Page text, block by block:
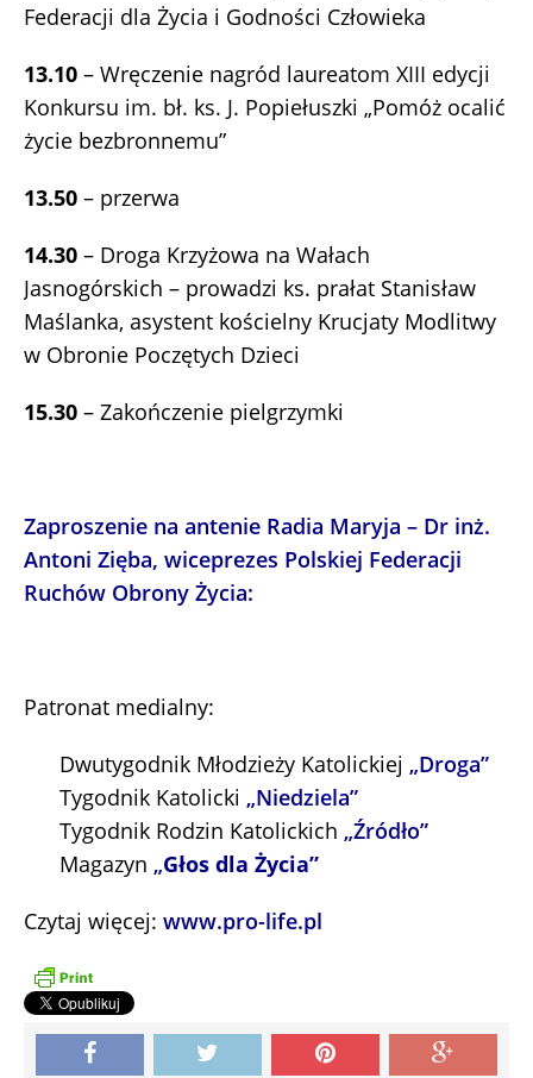
Federacji dla Życia i Godności Człowieka
13.10 – Wręczenie nagród laureatom XIII edycji
Konkursu im. bł. ks. J. Popiełuszki „Pomóż ocalić
życie bezbronnemu”
13.50 – przerwa
14.30 – Droga Krzyżowa na Wałach
Jasnogórskich – prowadzi ks. prałat Stanisław
Maślanka, asystent kościelny Krucjaty Modlitwy
w Obronie Poczętych Dzieci
15.30 – Zakończenie pielgrzymki
Zaproszenie na antenie Radia Maryja – Dr inż.
Antoni Zięba, wiceprezes Polskiej Federacji
Ruchów Obrony Życia:
Patronat medialny:
Dwutygodnik Młodzieży Katolickiej „Droga”
Tygodnik Katolicki „Niedziela”
Tygodnik Rodzin Katolickich „Źródło”
Magazyn „Głos dla Życia”
Czytaj więcej: www.pro-life.pl